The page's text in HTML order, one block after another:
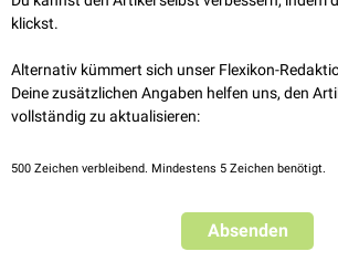
Diese Proteine wirken als molekulare
Chaperone
klickst.
Alternativ kümmert sich unser Flexikon-
Deine zusätzlichen Angaben helfen uns, den
vollständig zu aktualisieren:
500 Zeichen verbleibend. Mindestens 5 Zeichen benötigt.
Absenden